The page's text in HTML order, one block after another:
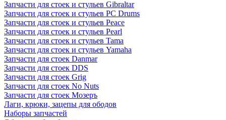
Запчасти для стоек и стульев Gibraltar
Запчасти для стоек и стульев PC Drums
Запчасти для стоек и стульев Peace
Запчасти для стоек и стульев Pearl
Запчасти для стоек и стульев Tama
Запчасти для стоек и стульев Yamaha
Запчасти для стоек Danmar
Запчасти для стоек DDS
Запчасти для стоек Grig
Запчасти для стоек No Nuts
Запчасти для стоек Мозеръ
Лаги, крюки, зацепы для ободов
Наборы запчастей